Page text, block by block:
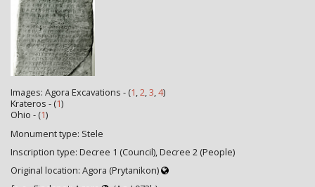
Images: Agora Excavations - (1,2,3,4)
Krateros - (1)
Ohio - (1)
Monument type: Stele
Inscription type: Decree 1 (Council), Decree 2 (People)
Original location: Agora (Prytanikon)